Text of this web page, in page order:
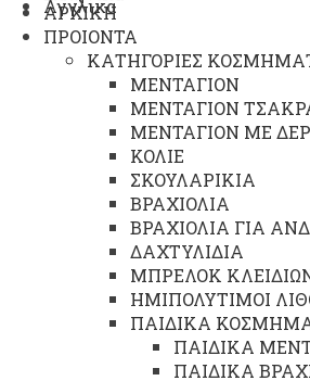
ΑΡΧΙΚΗ
ΠΡΟΙΟΝΤΑ
ΚΑΤΗΓΟΡΙΕΣ
ΜΕΝΤΑΓΙΟΝ
ΜΕΝΤΑΓΙΟΝ
ΜΕΝΤΑΓΙΟΝ ΜΕ
ΚΟΛΙΕ
ΣΚΟΥΛΑΡΙΚΙΑ
ΒΡΑΧΙΟΛΙΑ
ΒΡΑΧΙΟΛΙΑ ΓΙΑ
ΔΑΧΤΥΛΙΔΙΑ
ΜΠΡΕΛΟΚ
ΗΜΙΠΟΛΥΤΙΜΟΙ
ΠΑΙΔΙΚΑ
ΠΑΙΔΙΚΑ
ΠΑΙΔΙΚΑ